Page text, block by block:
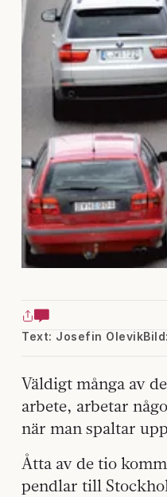
Text: Josefin Olevik
Väldigt många av
arbete, arbetar
när man spaltar
Åtta av de tio
pendlar till